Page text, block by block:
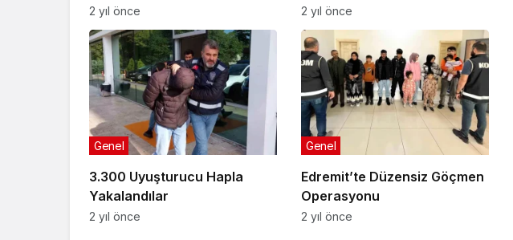
Cumhuriyet için söyledi
2 yıl önce 2 yıl önce
3.300 Uyuşturucu Hapla
Yakalandılar
Genel
2 yıl önce
Edremit’te Düzensiz Göçmen
Operasyonu
Genel
2 yıl önce